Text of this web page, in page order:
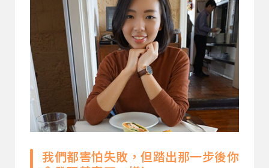
我們都害怕失敗，但踏出那一步後你